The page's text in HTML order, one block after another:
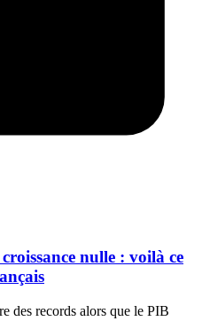
nulle : voilà ce
des records alors que le PIB